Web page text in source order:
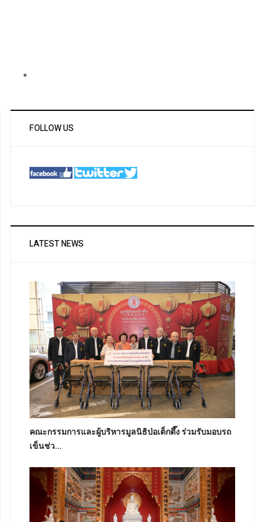
FOLLOW US
LATEST NEWS
คณะกรรมการและผู้บริหารมูลนิธิป่อเต็กตึ๊ง ร่วมรับมอบรถ
เข็นช่ว...